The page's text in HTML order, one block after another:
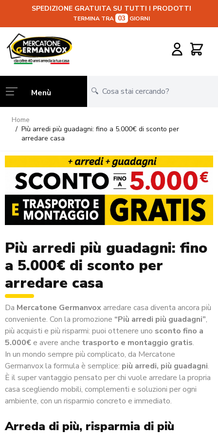
SPEDIZIONE GRATUITA SU TUTTI I PRODOTTI
TERMINA TRA 03 GIORNI
Salta al contenuto
Carrello
Menù
Home
/ Più arredi più guadagni: fino a 5.000€ di sconto per
arredare casa
Più arredi più guadagni: fino
a 5.000€ di sconto per
arredare casa
Da Mercatone Germanvoxarredare casa diventa ancora più
conveniente. Con la promozione “Più arredi più guadagni”,
più acquisti e più risparmi: puoi ottenere uno sconto fino a
5.000€e avere anche trasporto e montaggio gratis.
In un mondo sempre più complicato, da Mercatone
Germanvox la formula è semplice: più arredi, più guadagni.
È il super vantaggio pensato per chi vuole arredare la propria
casa scegliendo mobili, complementi e soluzioni per ogni
ambiente, con un risparmio concreto e immediato.
Arreda di più, risparmia di più